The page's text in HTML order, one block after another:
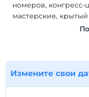
номеров, конгресс-
мастерские,
Fiba, футбольное
стейк-хаус
Это самый большой
лесом и
Измените свои